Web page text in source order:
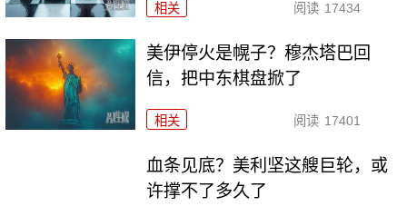
相关 阅读 17434
美伊停火是幌子？穆杰塔巴回
信，把中东棋盘掀了
相关 阅读 17401
血条见底？美利坚这艘巨轮，或
许撑不了多久了